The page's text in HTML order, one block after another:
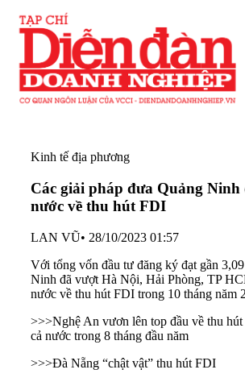
Kinh tế địa phương
Các giải pháp đưa Quảng Ninh
nước về thu hút FDI
LAN VŨ• 28/10/2023 01:57
Với tổng vốn đầu tư đăng ký đạt gần
Ninh đã vượt Hà Nội, Hải Phòng, TP
nước về thu hút FDI trong 10 tháng năm
>>>Nghệ An vươn lên top đầu về thu
cả nước trong 8 tháng đầu năm
>>>Đà Nẵng “chật vật” thu hút FDI